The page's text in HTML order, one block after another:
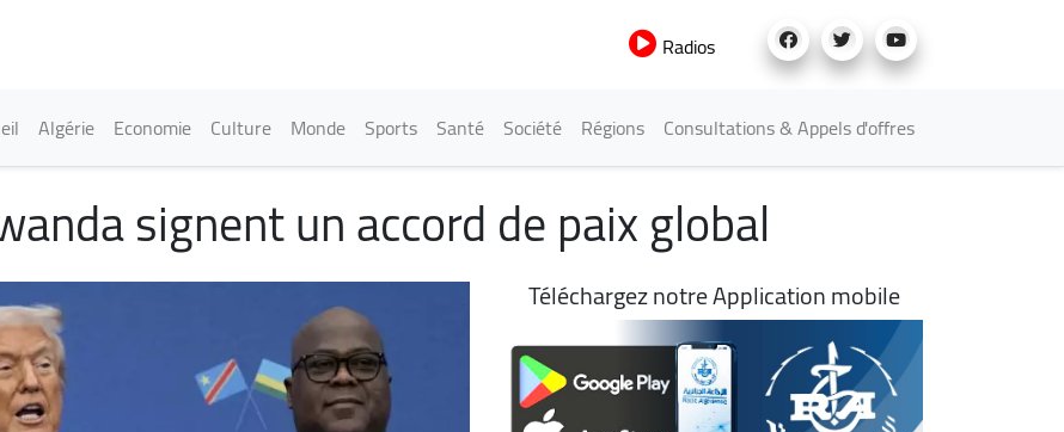
Radios
navigation
Algérie Economie Culture Monde Sports Santé Société Régions Consultations & Appels d'offres
signent un accord de paix global
Téléchargez notre Application mobile